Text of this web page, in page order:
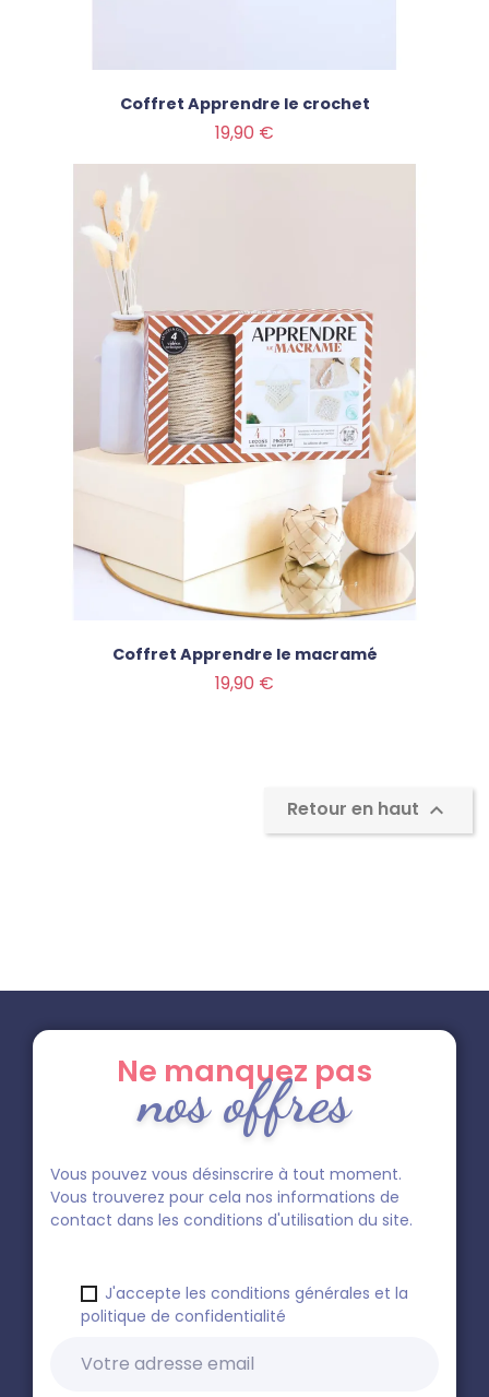
Coffret Apprendre le crochet
19,90 €
Coffret Apprendre le macramé
19,90 €
Retour en haut 
Ne manquez pas
nos offres
Vous pouvez vous désinscrire à tout moment.
Vous trouverez pour cela nos informations de
contact dans les conditions d'utilisation du site.
J'accepte les conditions générales et la
politique de confidentialité